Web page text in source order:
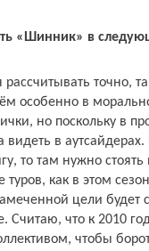
«Шинник» в
точно,
особенно в
но поскольку в
видеть в
то там нужно
туров, как в этом
цели
Считаю, что к 2010
чтобы